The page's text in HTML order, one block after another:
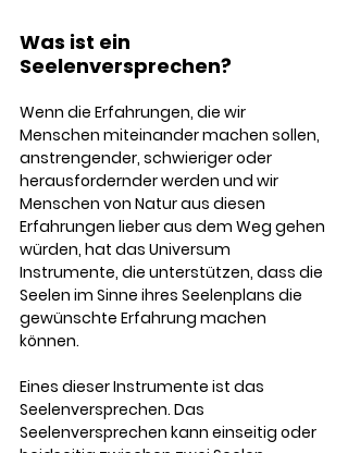
Was ist ein
Seelenversprechen?
Wenn die Erfahrungen, die wir
Menschen miteinander machen sollen,
anstrengender, schwieriger oder
herausfordernder werden und wir
Menschen von Natur aus diesen
Erfahrungen lieber aus dem Weg gehen
würden, hat das Universum
Instrumente, die unterstützen, dass die
Seelen im Sinne ihres Seelenplans die
gewünschte Erfahrung machen
können.
Eines dieser Instrumente ist das
Seelenversprechen. Das
Seelenversprechen kann einseitig oder